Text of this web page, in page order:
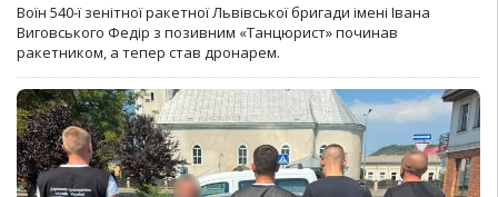
Воїн 540-ї зенітної ракетної Львівської бригади імені Івана
Виговського Федір з позивним «Танцюрист» починав
ракетником, а тепер став дронарем.